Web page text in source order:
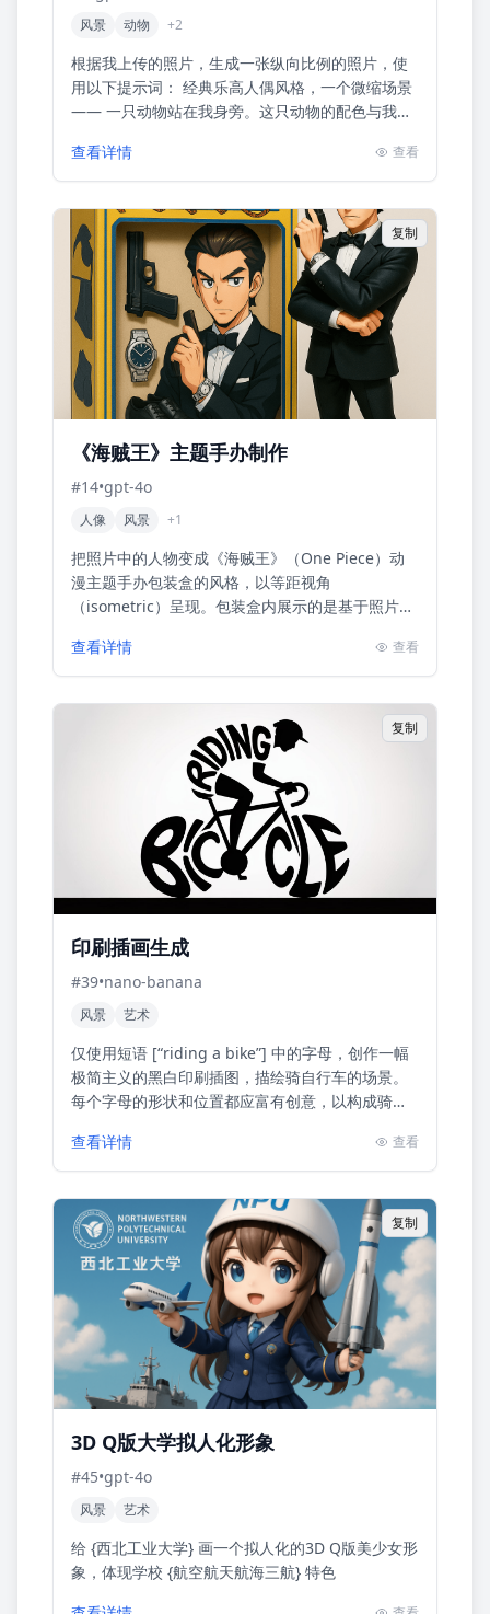
风景 动物 +2
根据我上传的照片，生成一张纵向比例的照片，使
用以下提示词： 经典乐高人偶风格，一个微缩场景
—— 一只动物站在我身旁。这只动物的配色与我相
以选择任何你认为...
查看详情 查看
复制
《海贼王》主题手办制作
#14•gpt-4o
人像 风景 +1
把照片中的人物变成《海贼王》（One Piece）动
漫主题手办包装盒的风格，以等距视角
（isometric）呈现。包装盒内展示的是基于照片人
日常必备物品（手...
查看详情 查看
复制
印刷插画生成
#39•nano-banana
风景 艺术
仅使用短语 [“riding a bike”] 中的字母，创作一幅
极简主义的黑白印刷插图，描绘骑自行车的场景。
每个字母的形状和位置都应富有创意，以构成骑车
改...
查看详情 查看
复制
3D Q版大学拟人化形象
#45•gpt-4o
风景 艺术
给 {西北工业大学} 画一个拟人化的3D Q版美少女形
象，体现学校 {航空航天航海三航} 特色